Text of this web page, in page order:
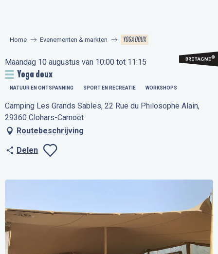
principal
Home Evenementen & markten YOGA DOUX
Maandag 10 augustus van 10:00 tot 11:15
Yoga doux
NATUUR EN ONTSPANNING SPORT EN RECREATIE WORKSHOPS
Camping Les Grands Sables, 22 Rue du Philosophe Alain,
29360 Clohars-Carnoët
Routebeschrijving
Delen